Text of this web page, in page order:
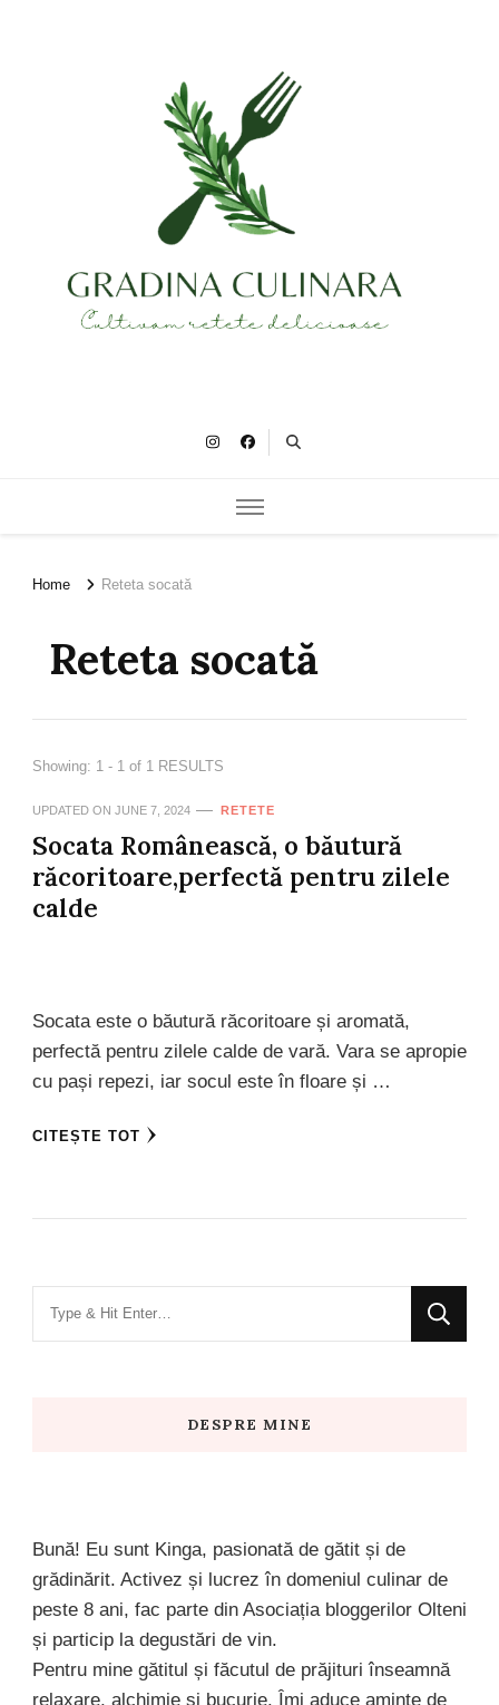
Gradina Culinara
Home Reteta socată
Reteta socată
Showing: 1 - 1 of 1 RESULTS
UPDATED ON JUNE 7, 2024 RETETE
Socata Românească, o băutură
răcoritoare,perfectă pentru zilele
calde
Socata este o băutură răcoritoare și aromată,
perfectă pentru zilele calde de vară. Vara se apropie
cu pași repezi, iar socul este în floare și …
CITEȘTE TOT
DESPRE MINE
Bună! Eu sunt Kinga, pasionată de gătit și de
grădinărit. Activez și lucrez în domeniul culinar de
peste 8 ani, fac parte din Asociația bloggerilor Olteni
și particip la degustări de vin.
Pentru mine gătitul și făcutul de prăjituri înseamnă
relaxare, alchimie și bucurie. Îmi aduce aminte de